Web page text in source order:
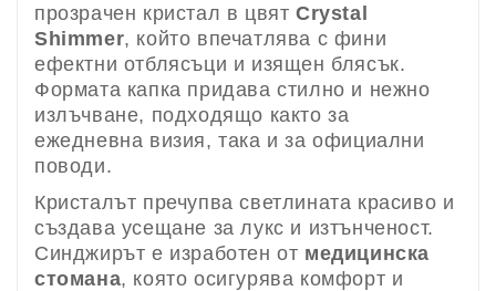
прозрачен кристал в цвятCrystal
Shimmer, който впечатлява с фини
ефектни отблясъци и изящен блясък.
Формата капка придава стилно и нежно
излъчване, подходящо както за
ежедневна визия, така и за официални
поводи.
Кристалът пречупва светлината красиво и
създава усещане за лукс и изтънченост.
Синджирът е изработен от медицинска
стомана, която осигурява комфорт и